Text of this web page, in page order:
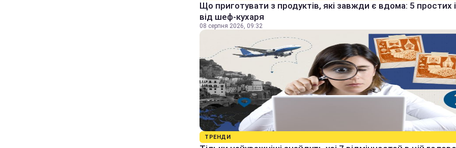
Що приготувати з продуктів, які завжди є вдома: 5 простих
від шеф-кухаря
08 серпня 2026, 09:32
ТРЕНДИ